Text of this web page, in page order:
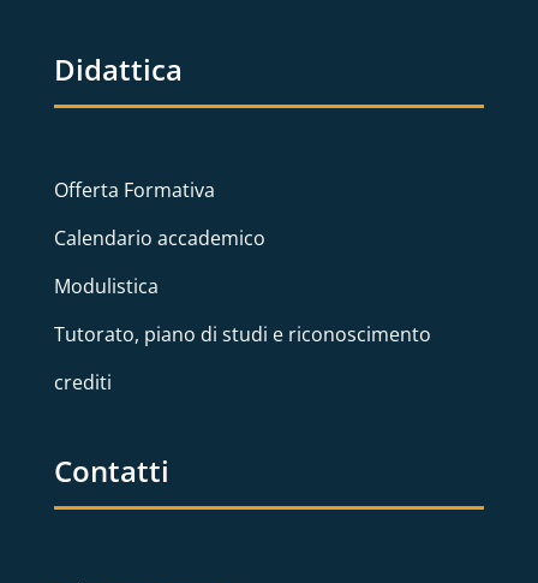
Didattica
Offerta Formativa
Calendario accademico
Modulistica
Tutorato, piano di studi e riconoscimento
crediti
Contatti